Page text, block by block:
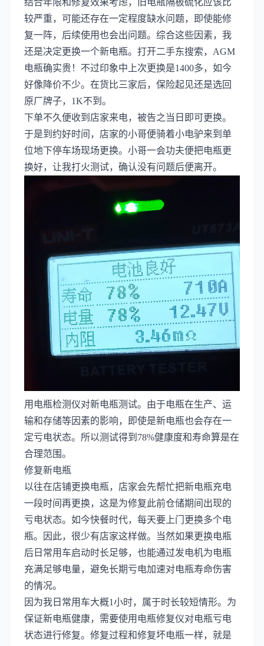
结合年限和修复效果考虑，旧电瓶隔板硫化应该比
较严重，可能还存在一定程度缺水问题，即使能修
复一阵，后续使用也会出问题。综合这些因素，我
还是决定更换一个新电瓶。打开二手东搜索，AGM
电瓶确实贵！不过印象中上次更换是1400多，如今
好像降价不少。在货比三家后，保险起见还是选回
原厂牌子，1K不到。
下单不久便收到店家来电，被告之当日即可更换。
于是到约好时间，店家的小哥便骑着小电驴来到单
位地下停车场现场更换。小哥一会功夫便把电瓶更
换好，让我打火测试，确认没有问题后便离开。
用电瓶检测仪对新电瓶测试。由于电瓶在生产、运
输和存储等因素的影响，即使是新电瓶也会存在一
定亏电状态。所以测试得到78%健康度和寿命算是在
合理范围。
修复新电瓶
以往在店铺更换电瓶，店家会先帮忙把新电瓶充电
一段时间再更换，这是为修复此前仓储期间出现的
亏电状态。如今快餐时代，每天要上门更换多个电
瓶。因此，很少有店家这样做。当然如果更换电瓶
后日常用车启动时长足够，也能通过发电机为电瓶
充满足够电量，避免长期亏电加速对电瓶寿命伤害
的情况。
因为我日常用车大概1小时，属于时长较短情形。为
保证新电瓶健康，需要使用电瓶修复仪对电瓶亏电
状态进行修复。修复过程和修复坏电瓶一样，就是